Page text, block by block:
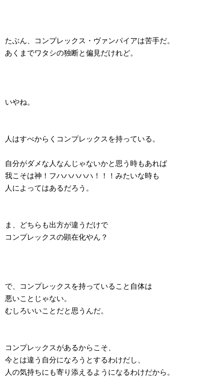
たぶん、コンプレックス・ヴァンパイアは苦手だ。
あくまでワタシの独断と偏見だけれど。
いやね。
人はすべからくコンプレックスを持っている。
自分がダメな人なんじゃないかと思う時もあれば
我こそは神！フハハハハハ！！！みたいな時も
人によってはあるだろう。
ま、どちらも出方が違うだけで
コンプレックスの顕在化やん？
で、コンプレックスを持っていること自体は
悪いことじゃない。
むしろいいことだと思うんだ。
コンプレックスがあるからこそ、
今とは違う自分になろうとするわけだし、
人の気持ちにも寄り添えるようになるわけだから。